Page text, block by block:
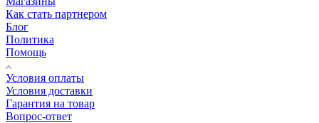
Как стать партнером
Блог
Политика
Помощь
Условия оплаты
Условия доставки
Гарантия на товар
Вопрос-ответ